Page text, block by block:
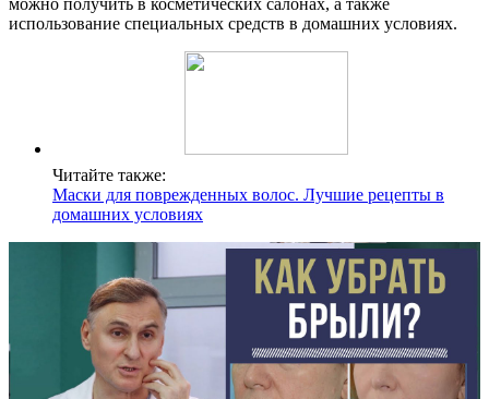
использование специальных средств в домашних условиях.
Читайте также:
Маски для поврежденных волос. Лучшие рецепты в
домашних условиях